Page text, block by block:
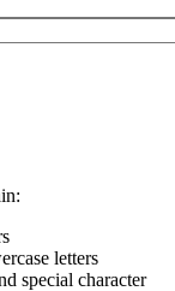
letters
special character